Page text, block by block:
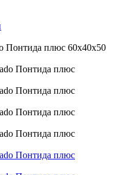
Понтида плюс 60x40x50